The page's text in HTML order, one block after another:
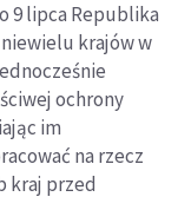
9 lipca Republika
krajów w
ochrony
im
na rzecz
kraj przed